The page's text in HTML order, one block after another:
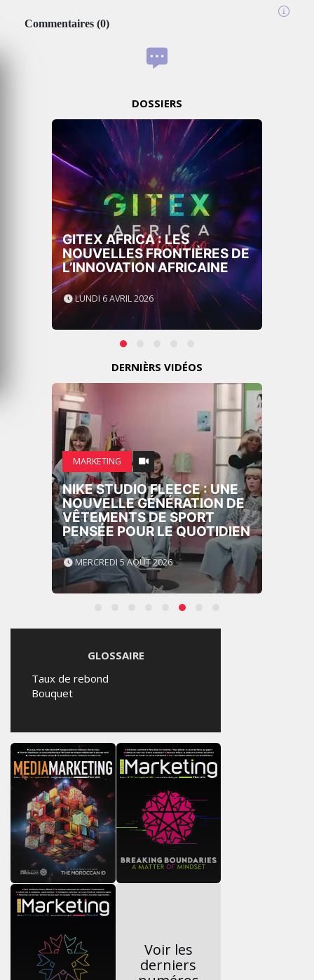
Commentaires (0)
DOSSIERS
GITEX AFRICA : LES
NOUVELLES FRONTIÈRES DE
L’INNOVATION AFRICAINE
LUNDI 6 AVRIL 2026
DERNIÈRS VIDÉOS
MARKETING
NIKE STUDIO FLEECE : UNE
NOUVELLE GÉNÉRATION DE
VÊTEMENTS DE SPORT
PENSÉE POUR LE QUOTIDIEN
MERCREDI 5 AOÛT 2026
GLOSSAIRE
Taux de rebond
Bouquet
Voir les
derniers